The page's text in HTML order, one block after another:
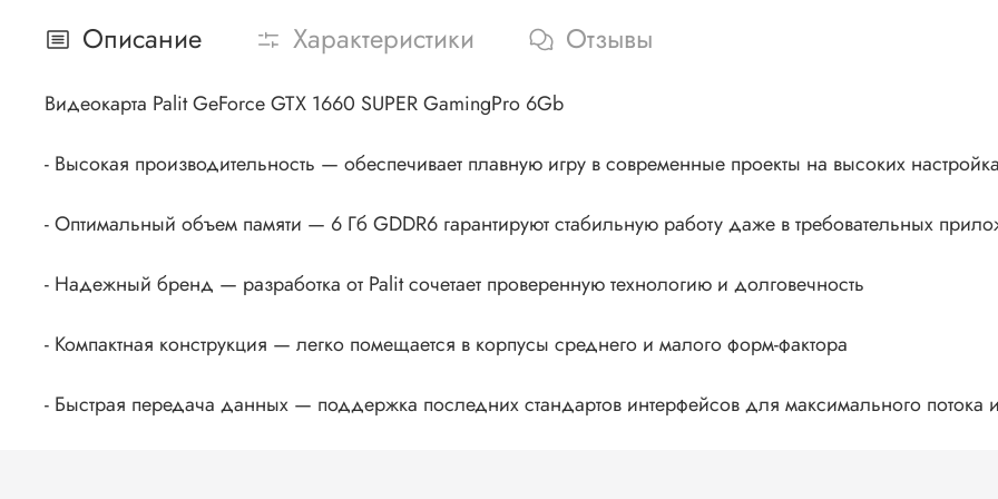
Описание Характеристики Отзывы
Видеокарта Palit GeForce GTX 1660 SUPER GamingPro 6Gb
- Высокая производительность — обеспечивает плавную игру в современные проекты на высоких
- Оптимальный объем памяти — 6 Гб GDDR6 гарантируют стабильную работу даже в требовательных
- Надежный бренд — разработка от Palit сочетает проверенную технологию и долговечность
- Компактная конструкция — легко помещается в корпусы среднего и малого форм-фактора
- Быстрая передача данных — поддержка последних стандартов интерфейсов для максимального потока